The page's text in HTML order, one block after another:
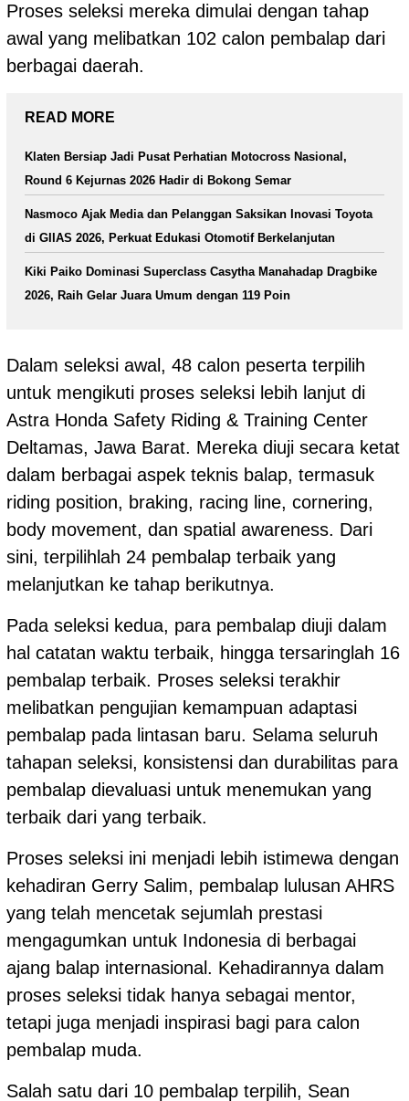
Proses seleksi mereka dimulai dengan tahap
awal yang melibatkan 102 calon pembalap dari
berbagai daerah.
READ MORE
Klaten Bersiap Jadi Pusat Perhatian Motocross Nasional,
Round 6 Kejurnas 2026 Hadir di Bokong Semar
Nasmoco Ajak Media dan Pelanggan Saksikan Inovasi Toyota
di GIIAS 2026, Perkuat Edukasi Otomotif Berkelanjutan
Kiki Paiko Dominasi Superclass Casytha Manahadap Dragbike
2026, Raih Gelar Juara Umum dengan 119 Poin
Dalam seleksi awal, 48 calon peserta terpilih
untuk mengikuti proses seleksi lebih lanjut di
Astra Honda Safety Riding & Training Center
Deltamas, Jawa Barat. Mereka diuji secara ketat
dalam berbagai aspek teknis balap, termasuk
riding position, braking, racing line, cornering,
body movement, dan spatial awareness. Dari
sini, terpilihlah 24 pembalap terbaik yang
melanjutkan ke tahap berikutnya.
Pada seleksi kedua, para pembalap diuji dalam
hal catatan waktu terbaik, hingga tersaringlah 16
pembalap terbaik. Proses seleksi terakhir
melibatkan pengujian kemampuan adaptasi
pembalap pada lintasan baru. Selama seluruh
tahapan seleksi, konsistensi dan durabilitas para
pembalap dievaluasi untuk menemukan yang
terbaik dari yang terbaik.
Proses seleksi ini menjadi lebih istimewa dengan
kehadiran Gerry Salim, pembalap lulusan AHRS
yang telah mencetak sejumlah prestasi
mengagumkan untuk Indonesia di berbagai
ajang balap internasional. Kehadirannya dalam
proses seleksi tidak hanya sebagai mentor,
tetapi juga menjadi inspirasi bagi para calon
pembalap muda.
Salah satu dari 10 pembalap terpilih, Sean